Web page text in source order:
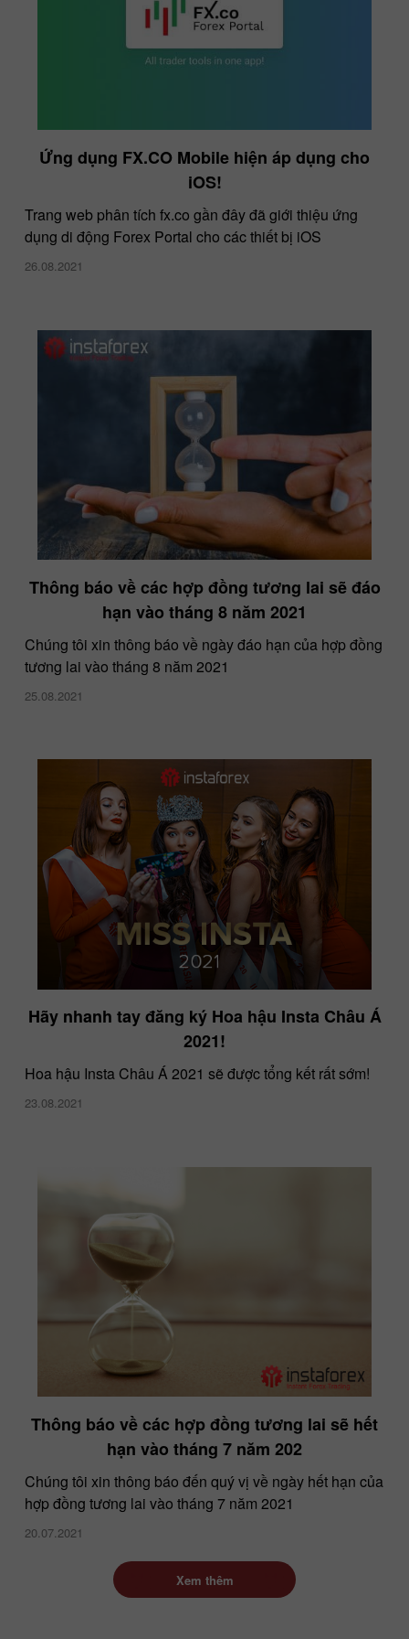
Ứng dụng FX.CO Mobile hiện áp dụng cho
iOS!
Trang web phân tích fx.co gần đây đã giới thiệu ứng
dụng di động Forex Portal cho các thiết bị iOS
26.08.2021
Thông báo về các hợp đồng tương lai sẽ đáo
hạn vào tháng 8 năm 2021
Chúng tôi xin thông báo về ngày đáo hạn của hợp đồng
tương lai vào tháng 8 năm 2021
25.08.2021
Hãy nhanh tay đăng ký Hoa hậu Insta Châu Á
2021!
Hoa hậu Insta Châu Á 2021 sẽ được tổng kết rất sớm!
23.08.2021
Thông báo về các hợp đồng tương lai sẽ hết
hạn vào tháng 7 năm 202
Chúng tôi xin thông báo đến quý vị về ngày hết hạn của
hợp đồng tương lai vào tháng 7 năm 2021
20.07.2021
Xem thêm